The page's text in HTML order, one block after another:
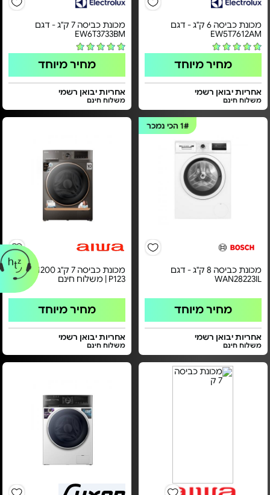
מכונת כביסה 6 ק"ג - דגם
EW5T7612AM
מחיר מיוחד
אחריות יבואן רשמי
משלוח חינם
מכונת כביסה 7 ק"ג - דגם
EW6T3733BM
מחיר מיוחד
אחריות יבואן רשמי
משלוח חינם
1#הכי נמכר
מכונת כביסה 8 ק"ג - דגם
WAN28223IL
מחיר מיוחד
אחריות יבואן רשמי
משלוח חינם
מכונת כביסה 7 ק"ג 1200 - AI70-
P123 | משלוח חינם
מחיר מיוחד
אחריות יבואן רשמי
משלוח חינם